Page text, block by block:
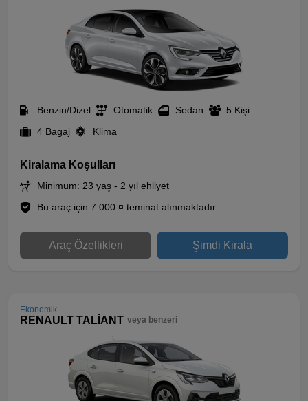
Benzin/Dizel Otomatik Sedan
5 Kişi
4 Bagaj
Klima
Kiralama Koşulları
Minimum: 23 yaş - 2 yıl ehliyet
Bu araç için 7.000 ¤ teminat alınmaktadır.
Araç Özellikleri Şimdi Kirala
Ekonomik
RENAULT TALİANT veya benzeri